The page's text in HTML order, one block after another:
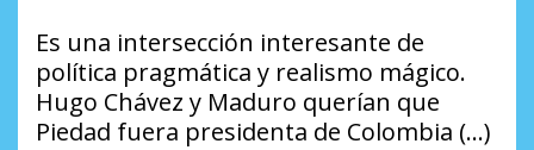
Es una intersección interesante de
política pragmática y realismo mágico.
Hugo Chávez y Maduro querían que
Piedad fuera presidenta de Colombia (…)